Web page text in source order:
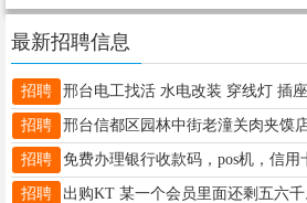
最新招聘信息
招聘
招聘
招聘
招聘